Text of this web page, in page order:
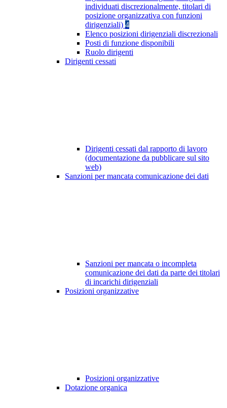
individuati discrezionalmente, titolari di
posizione organizzativa con funzioni
dirigenziali) 4
Elenco posizioni dirigenziali discrezionali
Posti di funzione disponibili
Ruolo dirigenti
Dirigenti cessati
Dirigenti cessati dal rapporto di lavoro
(documentazione da pubblicare sul sito
web)
Sanzioni per mancata comunicazione dei dati
Sanzioni per mancata o incompleta
comunicazione dei dati da parte dei titolari
di incarichi dirigenziali
Posizioni organizzative
Posizioni organizzative
Dotazione organica